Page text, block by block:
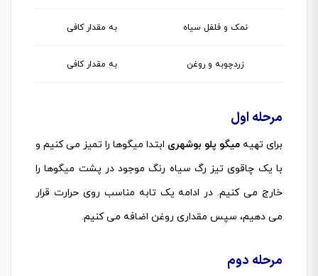
نمک و فلفل سیاه به مقدار کافی
زردچوبه و روغن به مقدار کافی
مرحله اول
برای تهیه میگو پلو بوشهری ابتدا میگوها را تمیز می کنیم و
با یک چاقوی تیز رگ سیاه رنگ موجود در پشت میگوها را
خارج می کنیم. در ادامه یک تابه مناسب روی حرارت قرار
می دهیم، سپس مقداری روغن اضافه می کنیم.
مرحله دوم